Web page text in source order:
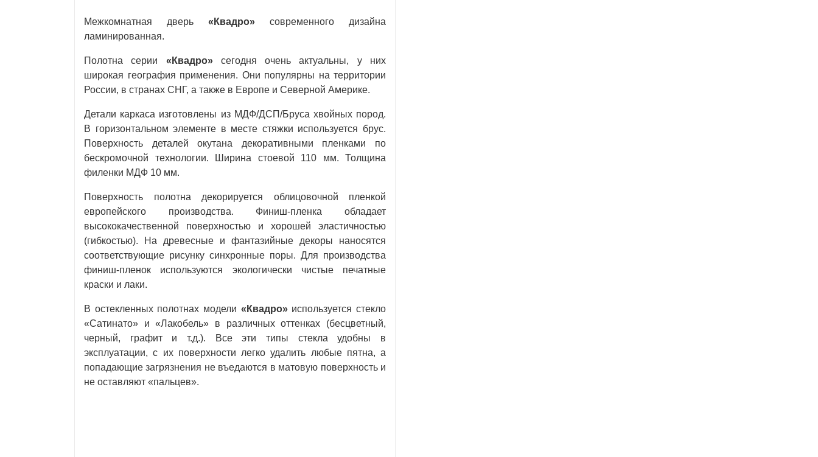
Межкомнатная дверь «Квадро» современного дизайна
ламинированная.
Полотна серии «Квадро»сегодня очень актуальны, у них
широкая география применения. Они популярны на территории
России, в странах СНГ, а также в Европе и Северной Америке.
Детали каркаса изготовлены из МДФ/ДСП/Бруса хвойных пород.
В горизонтальном элементе в месте стяжки используется брус.
Поверхность деталей окутана декоративными пленками по
бескромочной технологии. Ширина стоевой 110 мм. Толщина
филенки МДФ 10 мм.
Поверхность полотна декорируется облицовочной пленкой
европейского производства. Финиш-пленка обладает
высококачественной поверхностью и хорошей эластичностью
(гибкостью). На древесные и фантазийные декоры наносятся
соответствующие рисунку синхронные поры. Для производства
финиш-пленок используются экологически чистые печатные
краски и лаки.
В остекленных полотнах модели «Квадро»используется стекло
«Сатинато» и «Лакобель» в различных оттенках (бесцветный,
черный, графит и т.д.). Все эти типы стекла удобны в
эксплуатации, с их поверхности легко удалить любые пятна, а
попадающие загрязнения не въедаются в матовую поверхность и
не оставляют «пальцев».